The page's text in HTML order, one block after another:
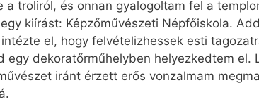
troliról, és onnan gyalogoltam fel a
kiírást: Képzőművészeti Népfőiskola.
el, hogy felvételizhessek esti
egy dekoratőrműhelyben helyezkedtem el.
iránt érzett erős vonzalmam